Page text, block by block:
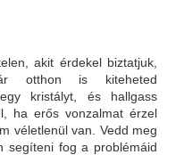
akit érdekel biztatjuk,
otthon is kiteheted
kristályt, és hallgass
ha erős vonzalmat érzel
véletlenül van. Vedd meg
segíteni fog a problémáid